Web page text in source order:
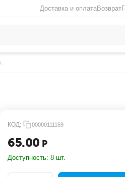
Доставка и оплатаВозврат
КОД: 00000111159
65.00 Р
Доступность: 8 шт.